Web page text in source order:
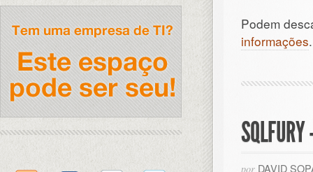
Podem
informações.
por DAVID